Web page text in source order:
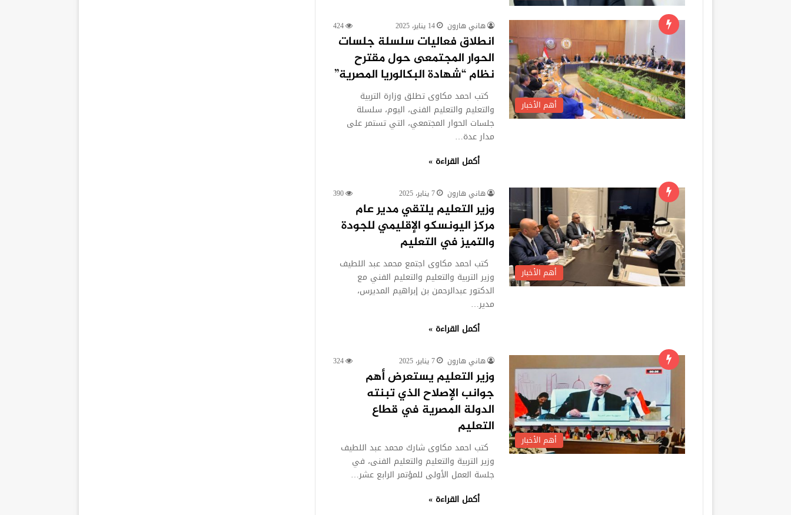
أهم الأخبار
هاني هارون 14 يناير، 2025 424
انطلاق فعاليات سلسلة جلسات
الحوار المجتمعى حول مقترح
نظام “شهادة البكالوريا المصرية”
كتب احمد مكاوى تطلق وزارة التربية
والتعليم والتعليم الفنى، اليوم، سلسلة
جلسات الحوار المجتمعي، التي تستمر على
مدار عدة…
أكمل القراءة »
أهم الأخبار
هاني هارون 7 يناير، 2025 390
وزير التعليم يلتقي مدير عام
مركز اليونسكو الإقليمي للجودة
والتميز في التعليم
كتب احمد مكاوى اجتمع محمد عبد اللطيف
وزير التربية والتعليم والتعليم الفني مع
الدكتور عبدالرحمن بن إبراهيم المديرس،
مدير…
أكمل القراءة »
أهم الأخبار
هاني هارون 7 يناير، 2025 324
وزير التعليم يستعرض أهم
جوانب الإصلاح الذي تبنته
الدولة المصرية في قطاع
التعليم
كتب احمد مكاوى شارك محمد عبد اللطيف
وزير التربية والتعليم والتعليم الفنى، في
جلسة العمل الأولى للمؤتمر الرابع عشر…
أكمل القراءة »